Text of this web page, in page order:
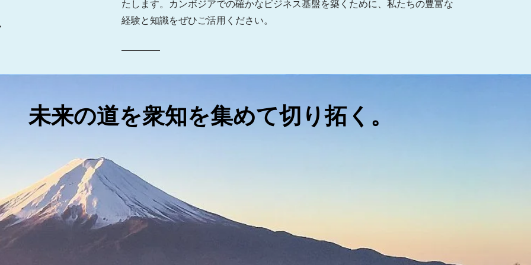
たします。カンボジアでの確かなビジネス基盤を築くために、私たちの豊富な
経験と知識をぜひご活用ください。
未来の道を衆知を集めて切り拓く。